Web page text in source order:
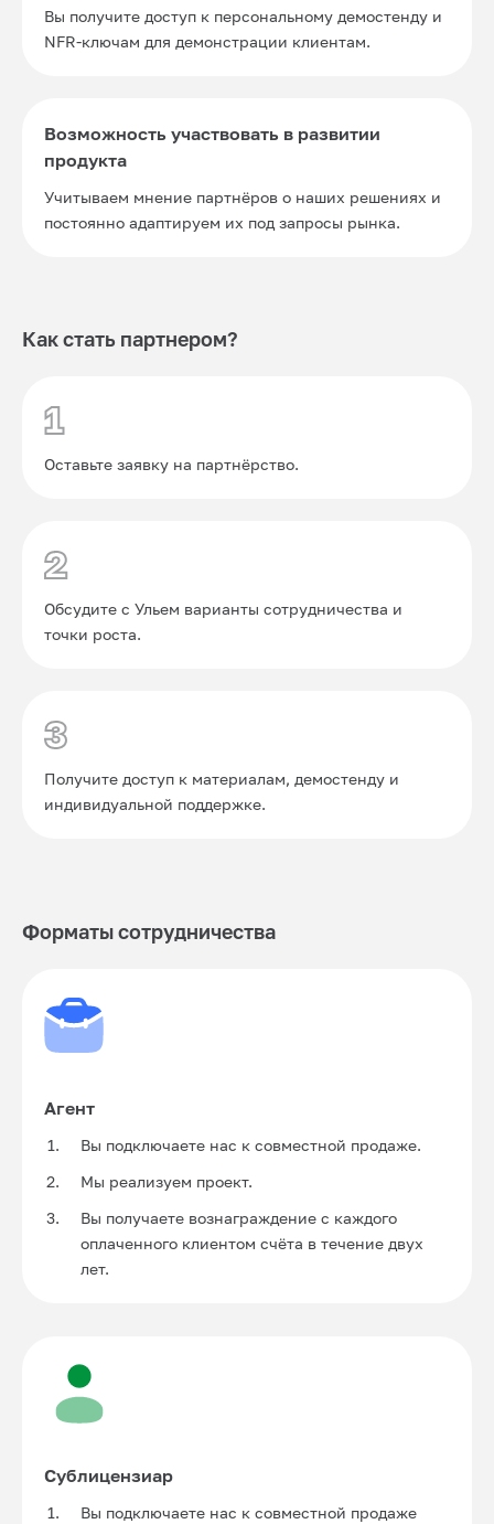
Вы получите доступ к персональному демостенду и
NFR-ключам для демонстрации клиентам.
Возможность участвовать в развитии
продукта
Учитываем мнение партнёров о наших решениях и
постоянно адаптируем их под запросы рынка.
Как стать партнером?
1
Оставьте заявку на партнёрство.
2
Обсудите с Ульем варианты сотрудничества и
точки роста.
3
Получите доступ к материалам, демостенду и
индивидуальной поддержке.
Форматы сотрудничества
Агент
Вы подключаете нас к совместной продаже.
Мы реализуем проект.
Вы получаете вознаграждение с каждого
оплаченного клиентом счёта в течение двух
лет.
Сублицензиар
Вы подключаете нас к совместной продаже